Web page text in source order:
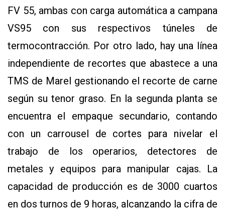
FV 55, ambas con carga automática a campana
VS95 con sus respectivos túneles de
termocontracción. Por otro lado, hay una línea
independiente de recortes que abastece a una
TMS de Marel gestionando el recorte de carne
según su tenor graso. En la segunda planta se
encuentra el empaque secundario, contando
con un carrousel de cortes para nivelar el
trabajo de los operarios, detectores de
metales y equipos para manipular cajas. La
capacidad de producción es de 3000 cuartos
en dos turnos de 9 horas, alcanzando la cifra de